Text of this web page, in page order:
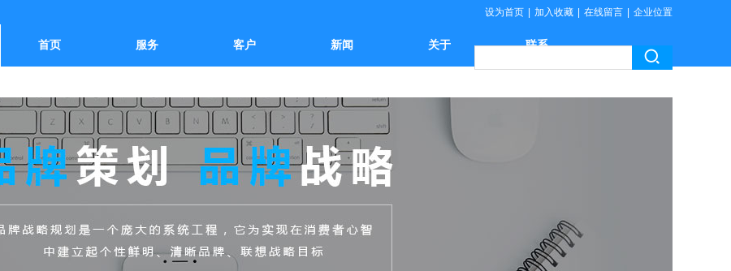
首页 服务 客户 新闻 关于 联系
设为首页 加入收藏 在线留言 企业位置